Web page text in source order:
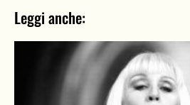
Leggi anche: